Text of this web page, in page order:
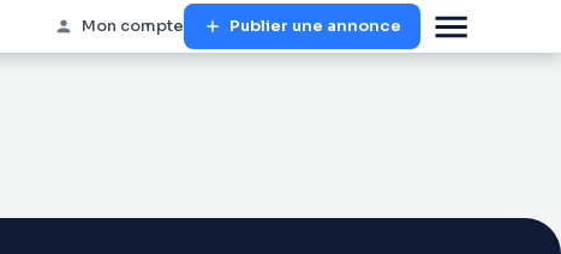
Mon compte Publier une annonce